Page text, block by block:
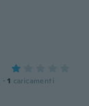
· 1 caricamenti